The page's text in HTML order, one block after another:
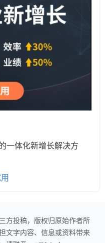
一体化新增长解决方
方投稿，版权归原始作者所
文字内容、信息或资料带来